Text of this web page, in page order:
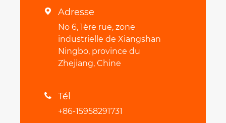
 Adresse
No 6, 1ère rue, zone
industrielle de Xiangshan
Ningbo, province du
Zhejiang, Chine
 Tél
+86-15958291731